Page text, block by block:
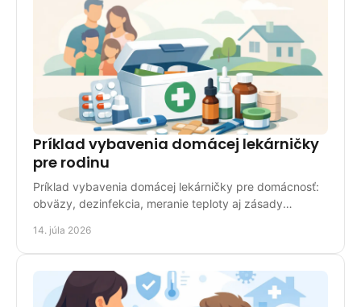
Príklad vybavenia domácej lekárničky
pre rodinu
Príklad vybavenia domácej lekárničky pre domácnosť:
obväzy, dezinfekcia, meranie teploty aj zásady
14. júla 2026